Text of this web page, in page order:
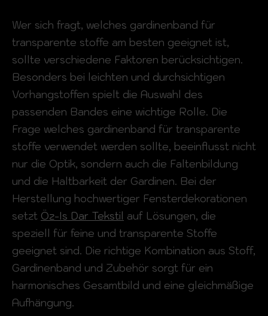
Wer sich fragt, welches gardinenband für
transparente stoffe am besten geeignet ist,
sollte verschiedene Faktoren berücksichtigen.
Besonders bei leichten und durchsichtigen
Vorhangstoffen spielt die Auswahl des
passenden Bandes eine wichtige Rolle. Die
Frage welches gardinenband für transparente
stoffe verwendet werden sollte, beeinflusst nicht
nur die Optik, sondern auch die Faltenbildung
und die Haltbarkeit der Gardinen. Bei der
Herstellung hochwertiger Fensterdekorationen
setzt Öz-Is Dar Tekstil auf Lösungen, die
speziell für feine und transparente Stoffe
geeignet sind. Die richtige Kombination aus Stoff,
Gardinenband und Zubehör sorgt für ein
harmonisches Gesamtbild und eine gleichmäßige
Aufhängung.